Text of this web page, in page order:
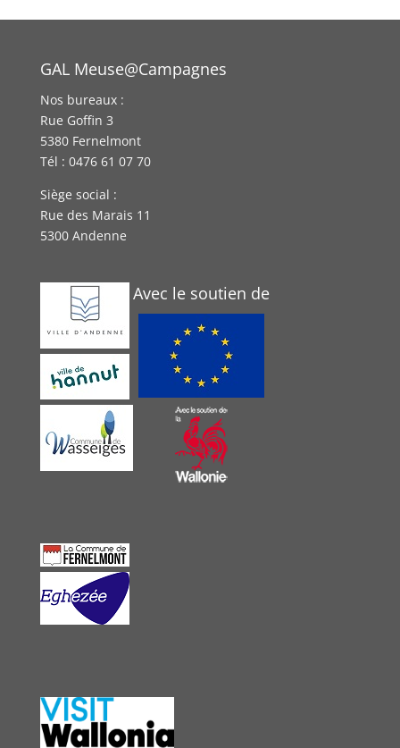
GAL Meuse@Campagnes
Nos bureaux :
Rue Goffin 3
5380 Fernelmont
Tél : 0476 61 07 70
Siège social :
Rue des Marais 11
5300 Andenne
Avec le soutien de